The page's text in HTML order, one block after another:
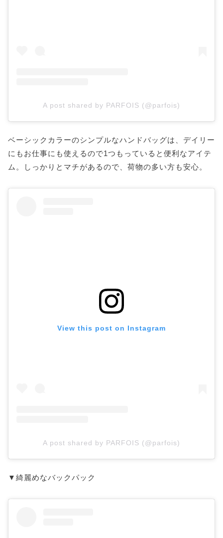
A post shared by PARFOIS (@parfois)
ベーシックカラーのシンプルなハンドバッグは、デイリー
にもお仕事にも使えるので1つもっていると便利なアイテ
ム。しっかりとマチがあるので、荷物の多い方も安心。
View this post on Instagram
A post shared by PARFOIS (@parfois)
▼綺麗めなバックパック